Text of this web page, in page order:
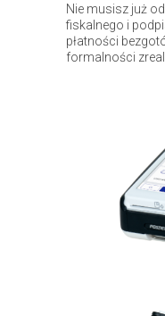
Nie musisz już
fiskalnego i
płatności
formalności